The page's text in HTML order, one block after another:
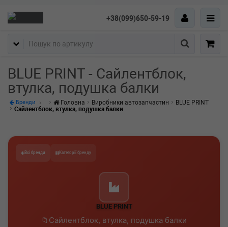
+38(099)650-59-19
Пошук
BLUE PRINT - Сайлентблок,
втулка, подушка балки
Бренди Головна Виробники автозапчастин
BLUE PRINT
Сайлентблок, втулка, подушка балки
Всі бренди Категорії бренду
BLUE PRINT
Сайлентблок, втулка, подушка балки